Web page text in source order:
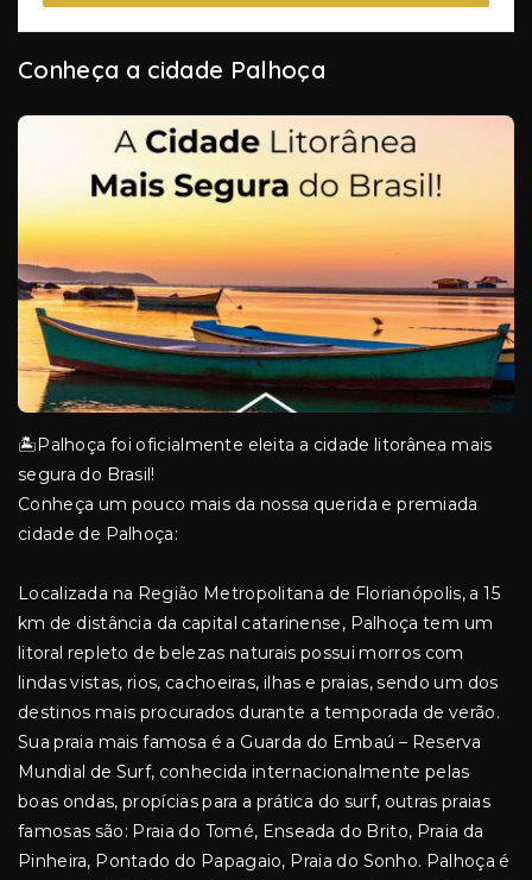
Conheça a cidade Palhoça
🏝️Palhoça foi oficialmente eleita a cidade litorânea mais
segura do Brasil!
Conheça um pouco mais da nossa querida e premiada
cidade de Palhoça:
Localizada na Região Metropolitana de Florianópolis, a 15
km de distância da capital catarinense, Palhoça tem um
litoral repleto de belezas naturais possui morros com
lindas vistas, rios, cachoeiras, ilhas e praias, sendo um dos
destinos mais procurados durante a temporada de verão.
Sua praia mais famosa é a Guarda do Embaú – Reserva
Mundial de Surf, conhecida internacionalmente pelas
boas ondas, propícias para a prática do surf, outras praias
famosas são: Praia do Tomé, Enseada do Brito, Praia da
Pinheira, Pontado do Papagaio, Praia do Sonho. Palhoça é